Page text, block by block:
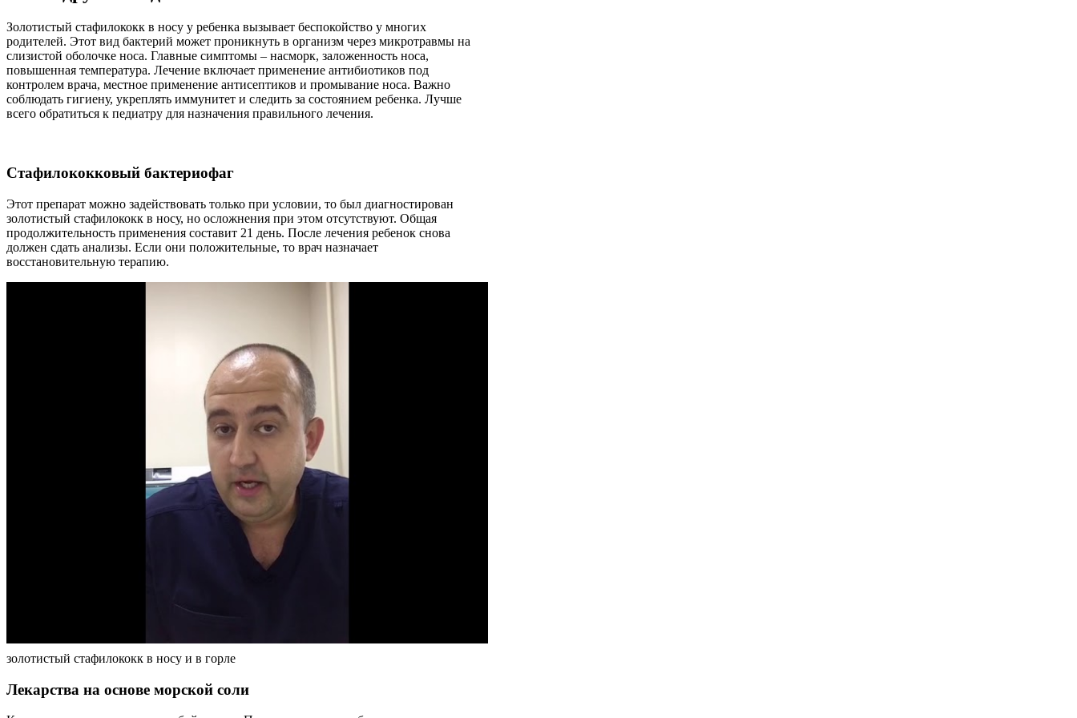
Золотистый стафилококк в носу у ребенка вызывает беспокойство у многих
родителей. Этот вид бактерий может проникнуть в организм через микротравмы на
слизистой оболочке носа. Главные симптомы – насморк, заложенность носа,
повышенная температура. Лечение включает применение антибиотиков под
контролем врача, местное применение антисептиков и промывание носа. Важно
соблюдать гигиену, укреплять иммунитет и следить за состоянием ребенка. Лучше
всего обратиться к педиатру для назначения правильного лечения.
Стафилококковый бактериофаг
Этот препарат можно задействовать только при условии, то был диагностирован
золотистый стафилококк в носу, но осложнения при этом отсутствуют. Общая
продолжительность применения составит 21 день. После лечения ребенок снова
должен сдать анализы. Если они положительные, то врач назначает
восстановительную терапию.
золотистый стафилококк в носу и в горле
Лекарства на основе морской соли